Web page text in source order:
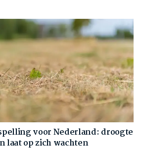
voor Nederland: droogte
laat op zich wachten